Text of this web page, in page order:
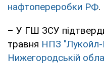
нафтопереробки РФ.
– У ГШ ЗСУ
травня НПЗ "Лукойл-
Нижегородській